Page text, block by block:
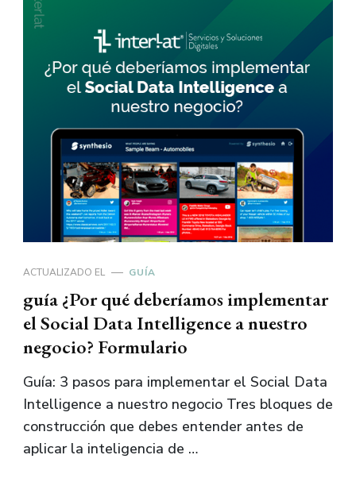
ACTUALIZADO EL GUÍA
guía ¿Por qué deberíamos implementar
el Social Data Intelligence a nuestro
negocio? Formulario
Guía: 3 pasos para implementar el Social Data
Intelligence a nuestro negocio Tres bloques de
construcción que debes entender antes de
aplicar la inteligencia de …